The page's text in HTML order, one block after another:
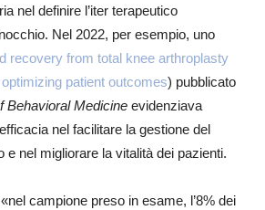
nel definire l’iter terapeutico
Nel 2022, per esempio, uno
recovery from total knee arthroplasty
patient outcomes) pubblicato
Behavioral Medicine evidenziava
nel facilitare la gestione del
e nel migliorare la vitalità dei pazienti.
campione preso in esame, l’8% dei